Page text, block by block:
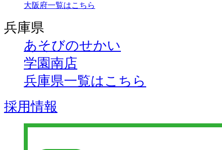
大阪府一覧はこちら
兵庫県
あそびのせかい
学園南店
兵庫県一覧はこちら
採用情報